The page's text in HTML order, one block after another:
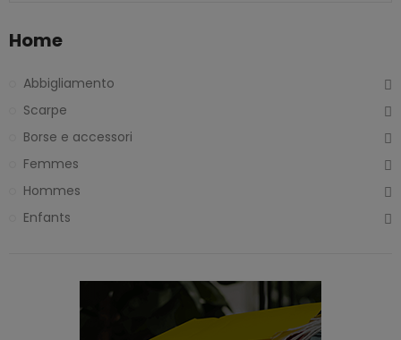
Home
Abbigliamento
Scarpe
Borse e accessori
Femmes
Hommes
Enfants